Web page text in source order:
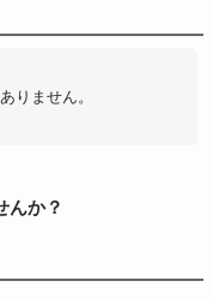
りません。
んか？